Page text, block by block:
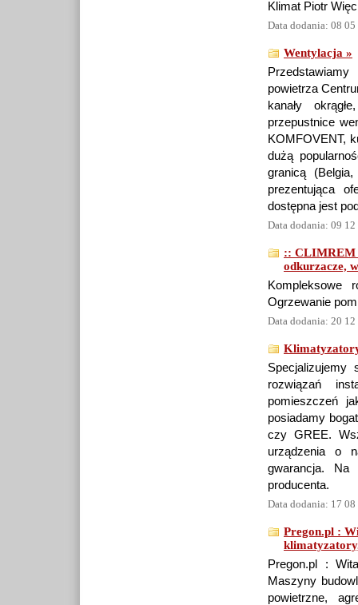
Klimat Piotr
Data dodania: 08
Wentylacja »
powietrza
kanały
przepustnice
KOMFOVENT,
dużą
granicą
prezentująca
dostępna jest
Data dodania: 09
:: CLIMREM
odkurzacze,
Kompleksowe
Ogrzewanie
Data dodania: 20
Specjalizujemy
rozwiązań
pomieszczeń
posiadamy
czy GREE.
urządzenia o
gwarancja. Na
producenta.
Data dodania: 17
Pregon.pl :
Pregon.pl :
Maszyny
powietrzne,